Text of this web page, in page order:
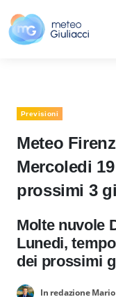
Previsioni
Meteo
Mercoledi
prossimi 3
Molte nuvole
Lunedi,
dei prossimi
In redazione